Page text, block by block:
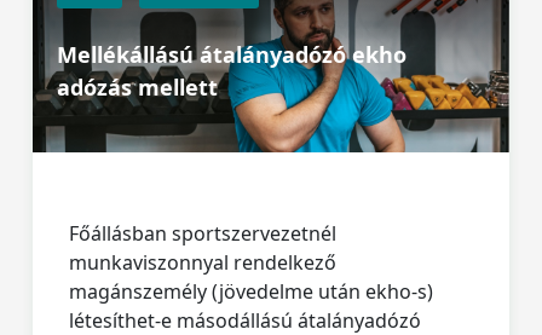
Mellékállású átalányadózó ekho
adózás mellett
Főállásban sportszervezetnél
munkaviszonnyal rendelkező
magánszemély (jövedelme után ekho-s)
létesíthet-e másodállású átalányadózó